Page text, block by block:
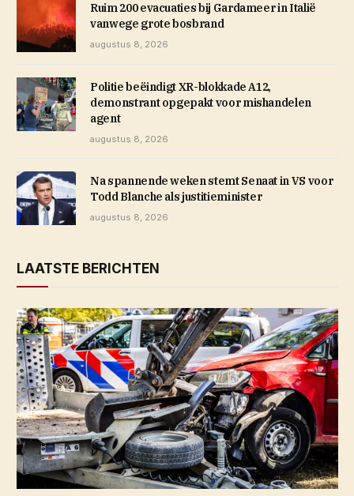
Ruim 200 evacuaties bij Gardameer in Italië
vanwege grote bosbrand
augustus 8, 2026
Politie beëindigt XR-blokkade A12,
demonstrant opgepakt voor mishandelen
agent
augustus 8, 2026
Na spannende weken stemt Senaat in VS voor
Todd Blanche als justitieminister
augustus 8, 2026
LAATSTE BERICHTEN